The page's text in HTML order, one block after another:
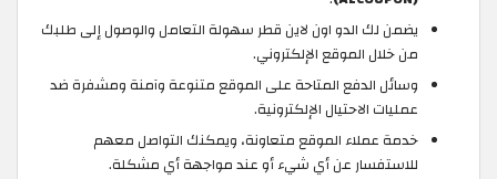
يضمن لك الدو اون لاين قطر سهولة التعامل والوصول إلى طلبك
من خلال الموقع الإلكتروني.
وسائل الدفع المتاحة على الموقع متنوعة وآمنة ومشفرة ضد
عمليات الاحتيال الإلكترونية.
خدمة عملاء الموقع متعاونة، ويمكنك التواصل معهم
للاستفسار عن أي شيء أو عند مواجهة أي مشكلة.